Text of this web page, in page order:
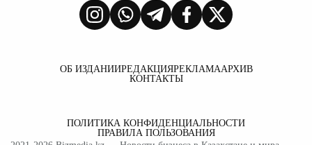
ОБ ИЗДАНИИРЕДАКЦИЯРЕКЛАМААРХИВ
КОНТАКТЫ
ПОЛИТИКА КОНФИДЕНЦИАЛЬНОСТИ
ПРАВИЛА ПОЛЬЗОВАНИЯ